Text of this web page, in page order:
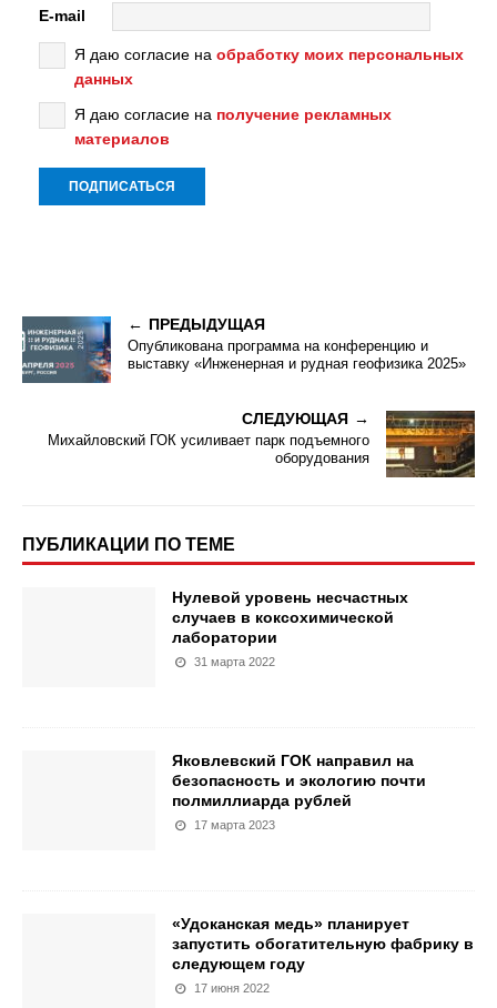
E-mail
Я даю согласие на обработку моих персональных
данных
Я даю согласие на получение рекламных
материалов
ПРЕДЫДУЩАЯ
Опубликована программа на конференцию и
выставку «Инженерная и рудная геофизика 2025»
СЛЕДУЮЩАЯ
Михайловский ГОК усиливает парк подъемного
оборудования
ПУБЛИКАЦИИ ПО ТЕМЕ
Нулевой уровень несчастных
случаев в коксохимической
лаборатории
31 марта 2022
Яковлевский ГОК направил на
безопасность и экологию почти
полмиллиарда рублей
17 марта 2023
«Удоканская медь» планирует
запустить обогатительную фабрику в
следующем году
17 июня 2022